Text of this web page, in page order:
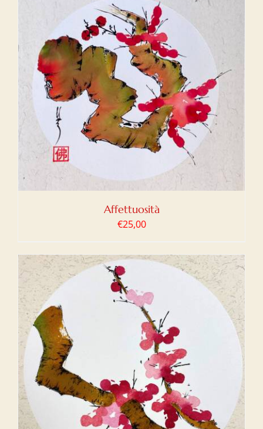
Affettuosità
€25,00